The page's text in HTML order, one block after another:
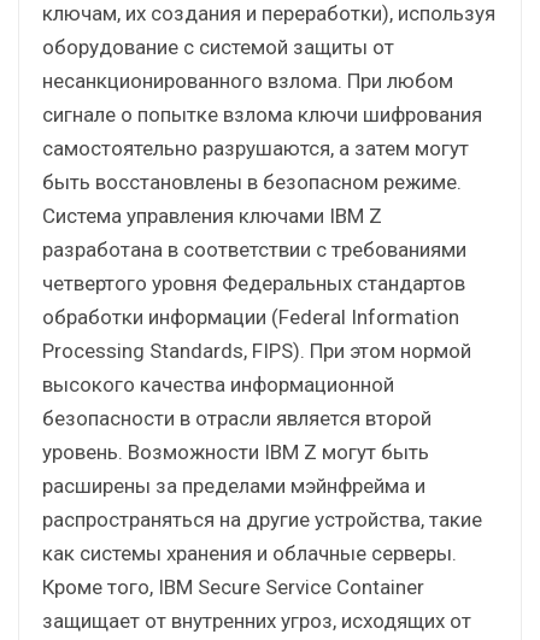
ключам, их создания и переработки), используя
оборудование с системой защиты от
несанкционированного взлома. При любом
сигнале о попытке взлома ключи шифрования
самостоятельно разрушаются, а затем могут
быть восстановлены в безопасном режиме.
Система управления ключами IBM Z
разработана в соответствии с требованиями
четвертого уровня Федеральных стандартов
обработки информации (Federal Information
Processing Standards, FIPS). При этом нормой
высокого качества информационной
безопасности в отрасли является второй
уровень. Возможности IBM Z могут быть
расширены за пределами мэйнфрейма и
распространяться на другие устройства, такие
как системы хранения и облачные серверы.
Кроме того, IBM Secure Service Container
защищает от внутренних угроз, исходящих от